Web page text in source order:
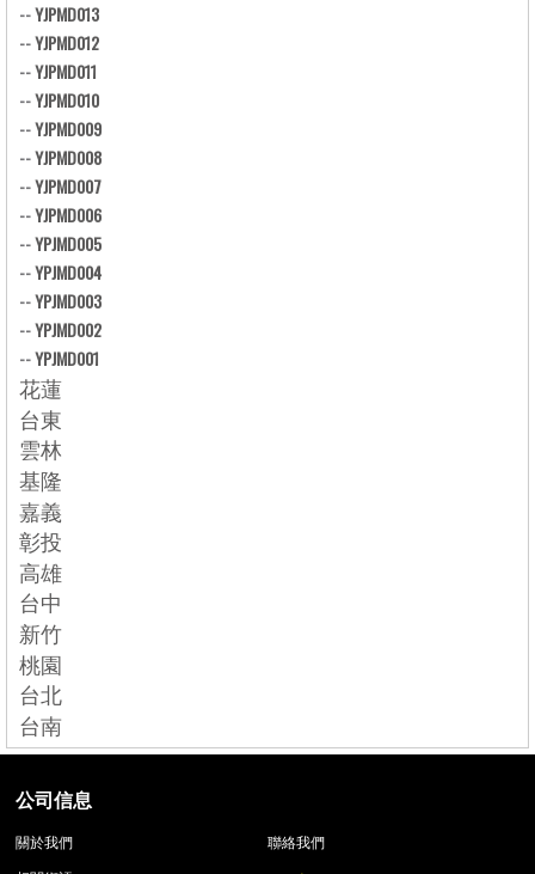
--YJPMD013
--YJPMD012
--YJPMD011
--YJPMD010
--YJPMD009
--YJPMD008
--YJPMD007
--YJPMD006
--YPJMD005
--YPJMD004
--YPJMD003
--YPJMD002
--YPJMD001
花蓮
台東
雲林
基隆
嘉義
彰投
高雄
台中
新竹
桃園
台北
台南
公司信息
關於我們
聯絡我們